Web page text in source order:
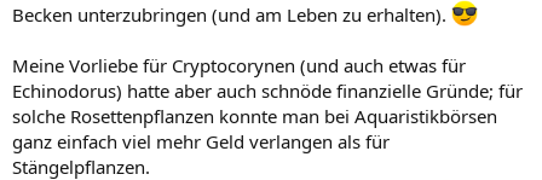
Becken unterzubringen (und am Leben zu erhalten).
Meine Vorliebe für Cryptocorynen (und auch etwas für
Echinodorus) hatte aber auch schnöde finanzielle Gründe; für
solche Rosettenpflanzen konnte man bei Aquaristikbörsen
ganz einfach viel mehr Geld verlangen als für
Stängelpflanzen.